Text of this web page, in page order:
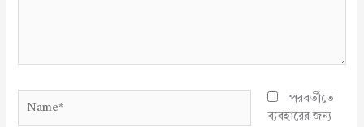
পরবর্তীতে
ব্যবহারের জন্য